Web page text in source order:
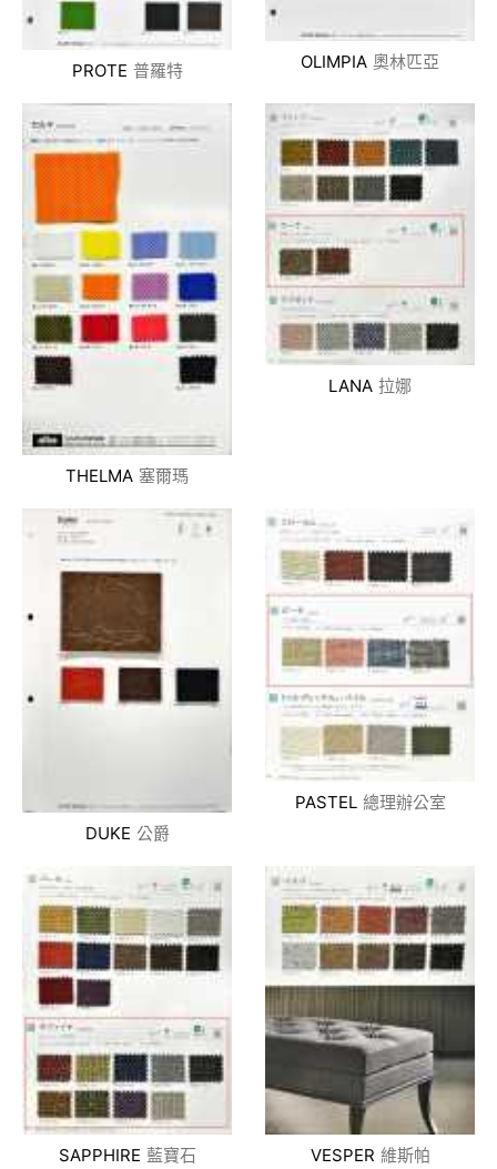
PROTE 普羅特 OLIMPIA 奧林匹亞
THELMA 塞爾瑪
LANA 拉娜
DUKE 公爵
PASTEL 總理辦公室
SAPPHIRE 藍寶石 VESPER 維斯帕